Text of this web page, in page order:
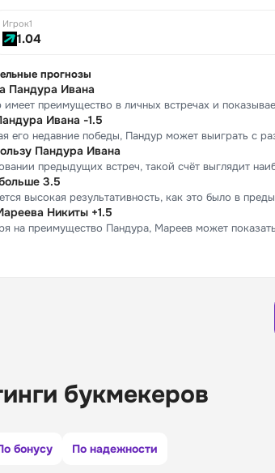
Игрок1
1.04
прогнозы
Пандура Ивана
имеет преимущество в личных встречах и
Ивана -1.5
его недавние победы, Пандур может выиграть с
Пандура Ивана
предыдущих встреч, такой счёт выглядит
3.5
высокая результативность, как это было в
Никиты +1.5
на преимущество Пандура, Мареев может
букмекеров
бонусу По надежности